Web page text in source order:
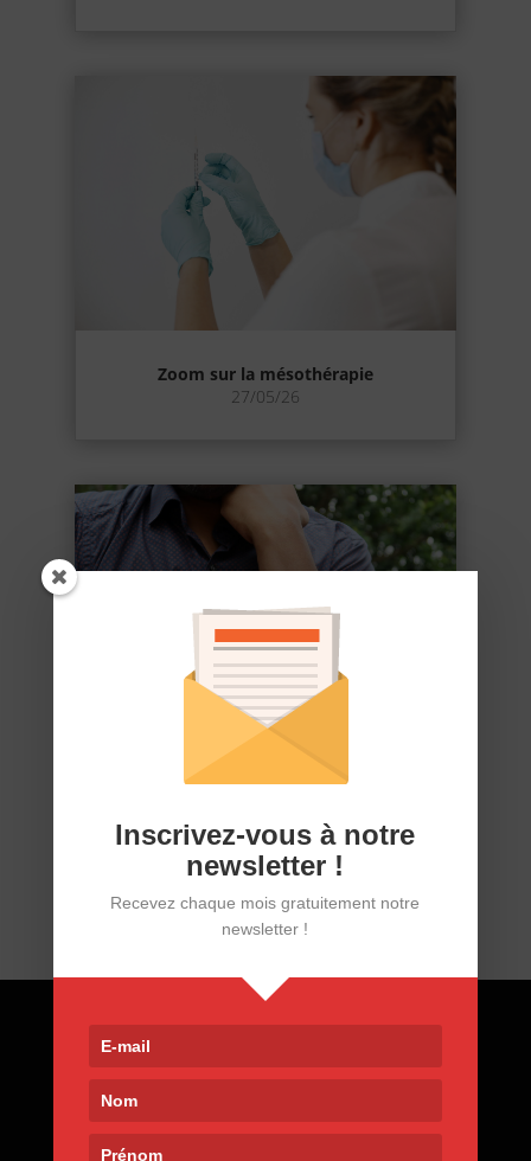
Zoom sur la mésothérapie
27/05/26
Biothérapies et intolérances ou allergies
Contact
9, rue de Nemours 75011 Paris
01 400 30 200
afpric@afpric.org
Inscrivez-vous à notre
newsletter !
Recevez chaque mois gratuitement notre
newsletter !